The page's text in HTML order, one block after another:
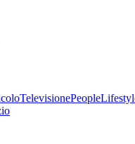
TelevisionePeople